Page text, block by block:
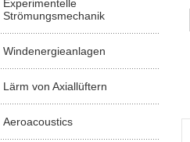
Experimentelle
Strömungsmechanik
Windenergieanlagen
Lärm von Axiallüftern
Aeroacoustics